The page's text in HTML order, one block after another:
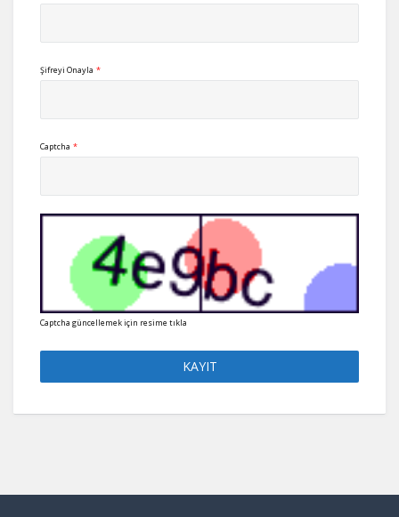
Şifreyi Onayla *
Captcha *
Captcha güncellemek için resime tıkla